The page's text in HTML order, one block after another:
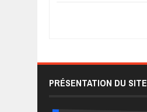
PRÉSENTATION DU SITE